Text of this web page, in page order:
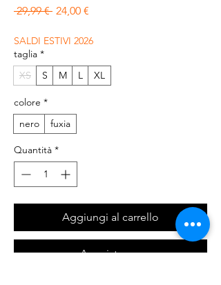
29,99 € Prezzo regolare
24,00 €
SALDI ESTIVI 2026
taglia *
XS
S M L XL
colore *
nero
fuxia
Quantità *
Aggiungi al carrello
Acquista ora